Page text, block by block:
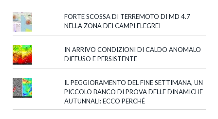
FORTE SCOSSA DI TERREMOTO DI MD 4.7
NELLA ZONA DEI CAMPI FLEGREI
IN ARRIVO CONDIZIONI DI CALDO ANOMALO
DIFFUSO E PERSISTENTE
IL PEGGIORAMENTO DEL FINE SETTIMANA, UN
PICCOLO BANCO DI PROVA DELLE DINAMICHE
AUTUNNALI: ECCO PERCHÉ